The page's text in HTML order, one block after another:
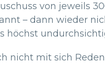
von jeweils
– dann wieder
höchst
nicht mit sich